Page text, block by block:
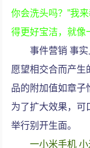
你会洗头吗？”我
得更好宝洁，就像
事件营销 事
愿望相交合而产生
品的附加值如章子
为了扩大效果，可
举行别开生面。
一小米手机